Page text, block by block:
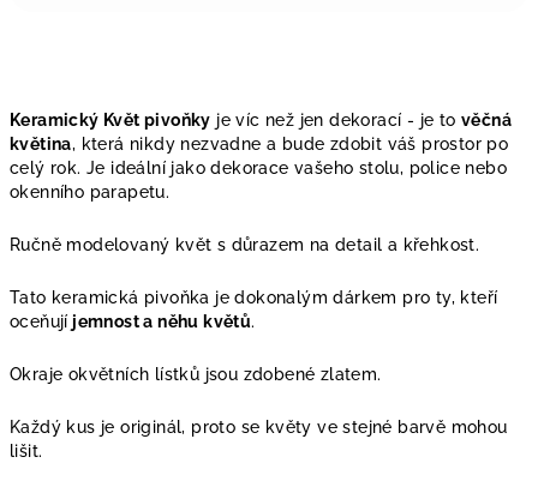
Keramický Květ pivoňky je víc než jen dekorací - je tověčná
květina, která nikdy nezvadne a bude zdobit váš prostor po
celý rok. Je ideální jako dekorace vašeho stolu, police nebo
okenního parapetu.
Ručně modelovaný květ s důrazem na detail a křehkost.
Tato keramická pivoňka je dokonalým dárkem pro ty, kteří
oceňují jemnost a něhu květů.
Okraje okvětních lístků jsou zdobené zlatem.
Každý kus je originál, proto se květy ve stejné barvě mohou
lišit.